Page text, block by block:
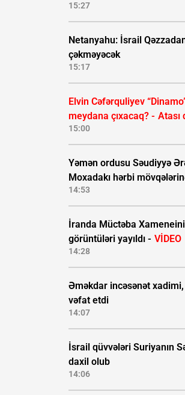
15:27
Netanyahu: İsrail
çəkməyəcək
15:17
Elvin Cəfərquliyev
meydana çıxacaq? - Atası
15:00
Yəmən ordusu Səudiyyə
Moxadakı hərbi
14:53
İranda Müctəba
görüntüləri yayıldı - VİDEO
14:28
Əməkdar incəsənət
vəfat etdi
14:07
İsrail qüvvələri Suriyanın
daxil olub
14:06